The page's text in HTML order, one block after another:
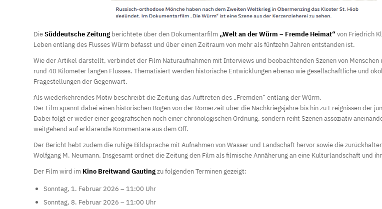
DieSüddeutsche Zeitung berichtete über den Dokumentarfilm „Welt an der Würm – Fremde Heimat“von Friedrich
Leben entlang des Flusses Würm befasst und über einen Zeitraum von mehr als fünfzehn Jahren entstanden ist.
Wie der Artikel darstellt, verbindet der Film Naturaufnahmen mit Interviews und beobachtenden Szenen von Menschen
rund 40 Kilometer langen Flusses. Thematisiert werden historische Entwicklungen ebenso wie gesellschaftliche und
Fragestellungen der Gegenwart.
ِAls wiederkehrendes Motiv beschreibt die Zeitung das Auftreten des „Fremden“ entlang der Würm.
Der Film spannt dabei einen historischen Bogen von der Römerzeit über die Nachkriegsjahre bis hin zu Ereignissen der
Dabei folgt er weder einer geografischen noch einer chronologischen Ordnung, sondern reiht Szenen assoziativ
weitgehend auf erklärende Kommentare aus dem Off.
Der Bericht hebt zudem die ruhige Bildsprache mit Aufnahmen von Wasser und Landschaft hervor sowie die
Wolfgang M. Neumann. Insgesamt ordnet die Zeitung den Film als filmische Annäherung an eine Kulturlandschaft und
Der Film wird im Kino Breitwand Gautingzu folgenden Terminen gezeigt:
Sonntag, 1. Februar 2026 – 11:00 Uhr
Sonntag, 8. Februar 2026 – 11:00 Uhr